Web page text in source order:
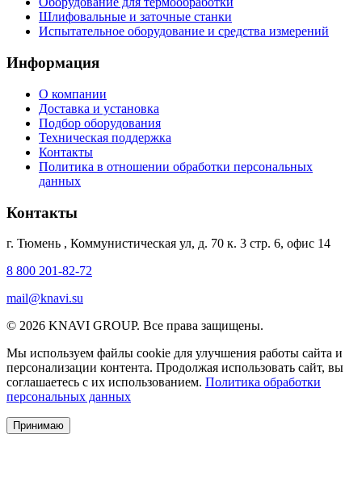
Шлифовальные и заточные станки
Испытательное оборудование и средства измерений
Информация
О компании
Доставка и установка
Подбор оборудования
Техническая поддержка
Контакты
Политика в отношении обработки персональных
данных
Контакты
г. Тюмень , Коммунистическая ул, д. 70 к. 3 стр. 6, офис 14
8 800 201-82-72
mail@knavi.su
© 2026 KNAVI GROUP. Все права защищены.
Мы используем файлы cookie для улучшения работы сайта и
персонализации контента. Продолжая использовать сайт, вы
соглашаетесь с их использованием. Политика обработки
персональных данных
Принимаю